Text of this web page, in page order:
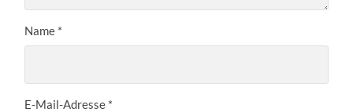
Name *
E-Mail-Adresse *